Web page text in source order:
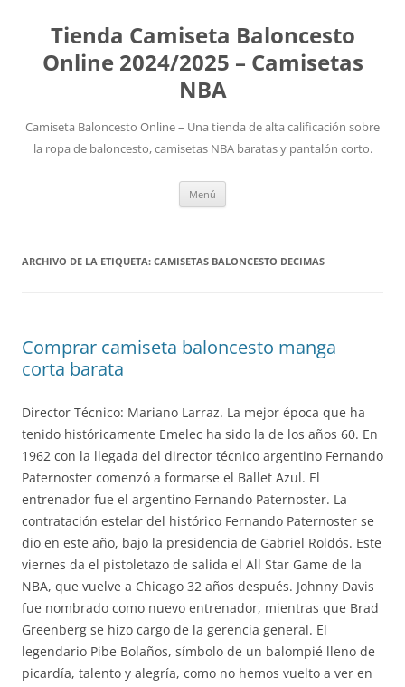
Tienda Camiseta Baloncesto
Online 2024/2025 – Camisetas
NBA
Camiseta Baloncesto Online – Una tienda de alta calificación sobre
la ropa de baloncesto, camisetas NBA baratas y pantalón corto.
Menú
ARCHIVO DE LA ETIQUETA: CAMISETAS BALONCESTO DECIMAS
Comprar camiseta baloncesto manga
corta barata
Director Técnico: Mariano Larraz. La mejor época que ha
tenido históricamente Emelec ha sido la de los años 60. En
1962 con la llegada del director técnico argentino Fernando
Paternoster comenzó a formarse el Ballet Azul. El
entrenador fue el argentino Fernando Paternoster. La
contratación estelar del histórico Fernando Paternoster se
dio en este año, bajo la presidencia de Gabriel Roldós. Este
viernes da el pistoletazo de salida el All Star Game de la
NBA, que vuelve a Chicago 32 años después. Johnny Davis
fue nombrado como nuevo entrenador, mientras que Brad
Greenberg se hizo cargo de la gerencia general. El
legendario Pibe Bolaños, símbolo de un balompié lleno de
picardía, talento y alegría, como no hemos vuelto a ver en